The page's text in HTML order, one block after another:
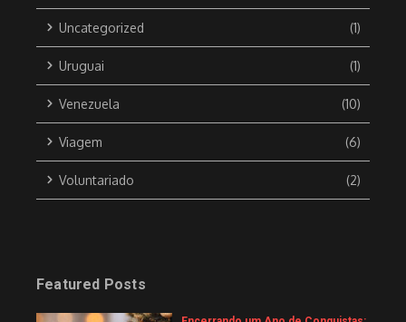
Uncategorized (1)
Uruguai (1)
Venezuela (10)
Viagem (6)
Voluntariado (2)
Featured Posts